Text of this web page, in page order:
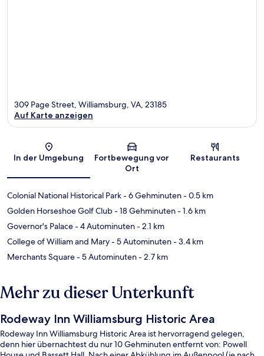
Karte
309 Page Street, Williamsburg, VA, 23185
Auf Karte anzeigen
In der Umgebung
Fortbewegung vor
Ort
Restaurants
Colonial National Historical Park- 6 Gehminuten- 0.5 km
Golden Horseshoe Golf Club- 18 Gehminuten- 1.6 km
Governor's Palace- 4 Autominuten- 2.1 km
College of William and Mary- 5 Autominuten- 3.4 km
Merchants Square- 5 Autominuten- 2.7 km
Mehr zu dieser Unterkunft
Rodeway Inn Williamsburg Historic Area
Rodeway Inn Williamsburg Historic Area ist hervorragend gelegen,
denn hier übernachtest du nur 10 Gehminuten entfernt von: Powell